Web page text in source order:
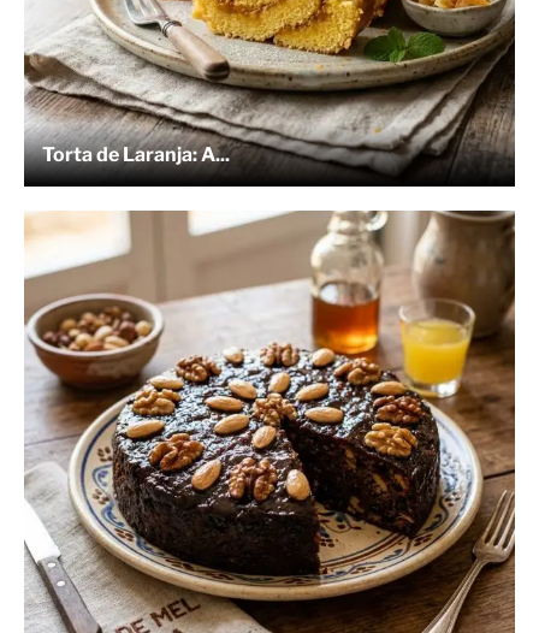
Torta de Laranja: A...